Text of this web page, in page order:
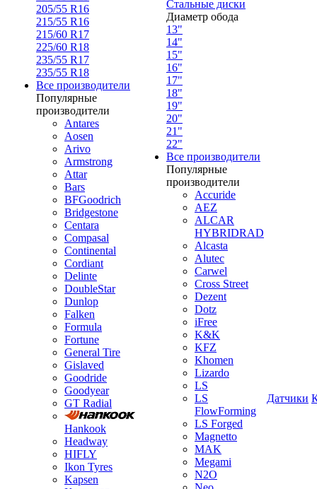
205/55 R16
215/55 R16
215/60 R17
225/60 R18
235/55 R17
235/55 R18
Все производители
Популярные
производители
Antares
Aosen
Arivo
Armstrong
Attar
Bars
BFGoodrich
Bridgestone
Centara
Compasal
Continental
Cordiant
Delinte
DoubleStar
Dunlop
Falken
Formula
Fortune
General Tire
Gislaved
Goodride
Goodyear
GT Radial
Hankook
Headway
HIFLY
Ikon Tyres
Kapsen
Стальные диски
Диаметр обода
13"
14"
15"
16"
17"
18"
19"
20"
21"
22"
Все производители
Популярные
производители
Accuride
AEZ
ALCAR
HYBRIDRAD
Alcasta
Alutec
Carwel
Cross Street
Dezent
Dotz
iFree
K&K
KFZ
Khomen
Lizardo
LS
LS
FlowForming
LS Forged
Magnetto
MAK
Megami
N2O
Датчики